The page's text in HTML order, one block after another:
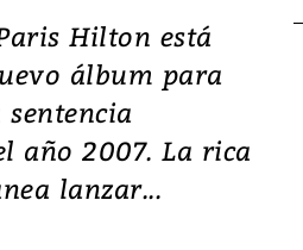
Hilton está
álbum para
año 2007. La rica
lanzar...
Japón: Terremoto
heridos y graves
en Kumamoto